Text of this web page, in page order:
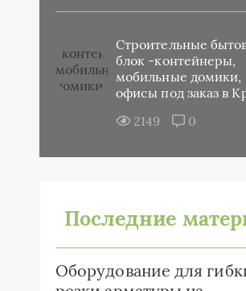
Строительные
блок -контейнеры,
мобильные домики,
офисы под заказ в
2149
0
Последние
Оборудование для